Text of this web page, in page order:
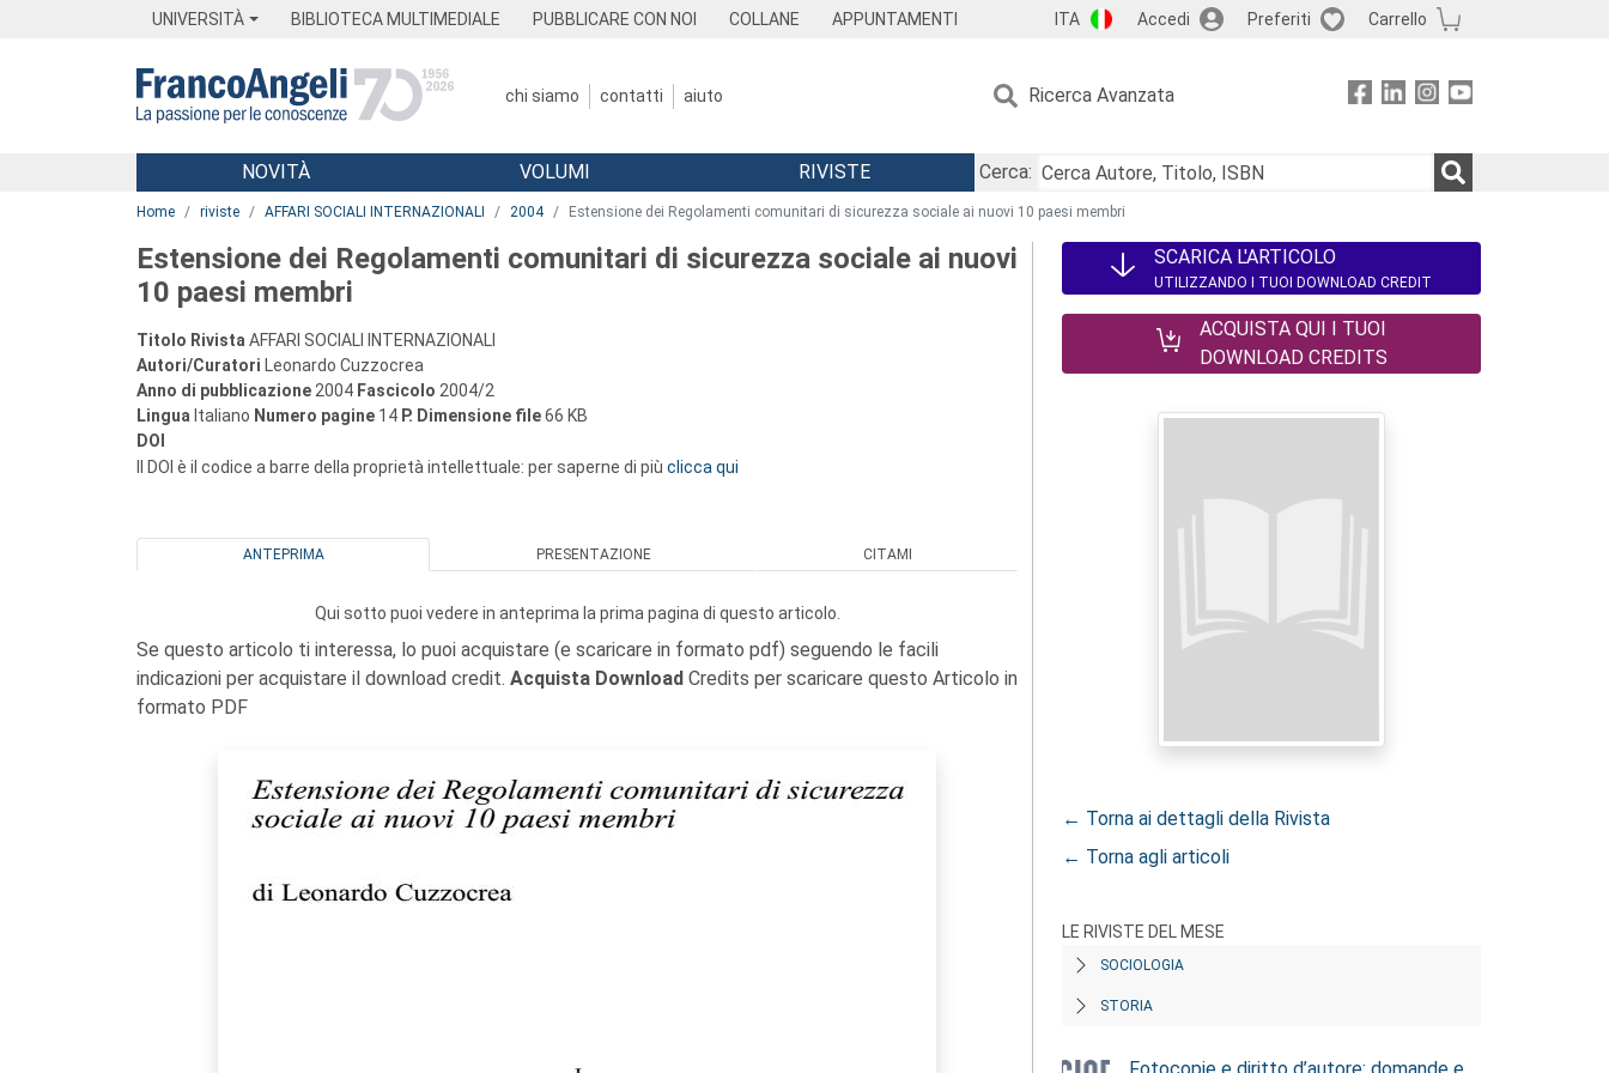
UNIVERSITÀ BIBLIOTECA MULTIMEDIALE PUBBLICARE CON NOI COLLANE APPUNTAMENTI ITA Accedi Preferiti Carrello
chi siamo contatti aiuto Ricerca Avanzata
Menu
NOVITÀ VOLUMI RIVISTE
Cerca:
Home riviste AFFARI SOCIALI INTERNAZIONALI 2004 Estensione dei Regolamenti comunitari di sicurezza sociale ai nuovi 10 paesi membri
Estensione dei Regolamenti comunitari di sicurezza sociale ai nuovi
10 paesi membri
Titolo Rivista AFFARI SOCIALI INTERNAZIONALI
Autori/Curatori Leonardo Cuzzocrea
Anno di pubblicazione 2004 Fascicolo 2004/2
Lingua Italiano Numero pagine 14 P. Dimensione file66 KB
DOI
Il DOI è il codice a barre della proprietà intellettuale: per saperne di più clicca qui
ANTEPRIMA PRESENTAZIONE CITAMI
Qui sotto puoi vedere in anteprima la prima pagina di questo articolo.
Se questo articolo ti interessa, lo puoi acquistare (e scaricare in formato pdf) seguendo le facili
indicazioni per acquistare il download credit. Acquista Download Credits per scaricare questo Articolo in
formato PDF
SCARICA L'ARTICOLO
UTILIZZANDO I TUOI DOWNLOAD CREDIT
ACQUISTA QUI I TUOI
DOWNLOAD CREDITS
← Torna ai dettagli della Rivista
← Torna agli articoli
LE RIVISTE DEL MESE
SOCIOLOGIA
STORIA